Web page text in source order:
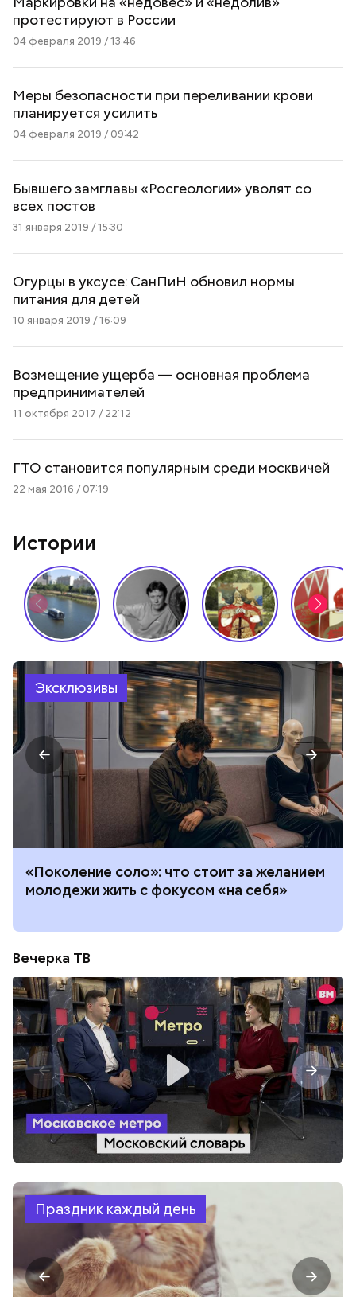
протестируют в России
04 февраля 2019 / 13:46
Меры безопасности при переливании крови
планируется усилить
04 февраля 2019 / 09:42
Бывшего замглавы «Росгеологии» уволят со
всех постов
31 января 2019 / 15:30
Огурцы в уксусе: СанПиН обновил нормы
питания для детей
10 января 2019 / 16:09
Возмещение ущерба — основная проблема
предпринимателей
11 октября 2017 / 22:12
ГТО становится популярным среди москвичей
22 мая 2016 / 07:19
Истории
Эксклюзивы
«Поколение соло»: что стоит за желанием
молодежи жить с фокусом «на себя»
Вечерка ТВ
Праздник каждый день